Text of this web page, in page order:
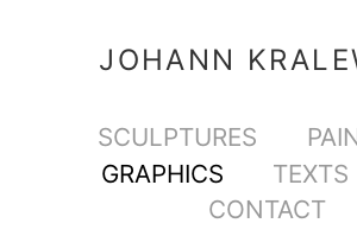
WerkzeugeJOHANN
SektionenSCULPTURES
GRAPHICS
TEXTS
CONTACT